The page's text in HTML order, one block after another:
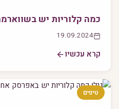
כמה קלוריות יש
19.09.2024
קרא עכשיו
טיפים